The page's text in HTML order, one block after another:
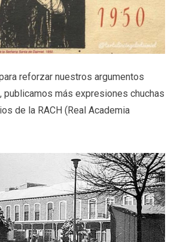
reforzar nuestros argumentos
publicamos más expresiones chuchas
de la RACH (Real Academia